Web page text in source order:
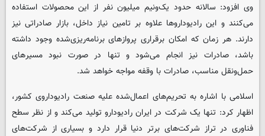
وی افزود: سالانه حدود یک‌ونیم میلیون نفر از این محصولات استفاده
می‌کنند و این رادیوداروها علاوه بر تامین نیاز داخل، بازار صادراتی نیز
دارند. هر زمان که امکان برقراری پروازهای برنامه‌ریزی‌شده وجود داشته
باشد، صادرات نیز انجام می‌شود و تنها در صورت نبود مسیرهای
حمل‌ونقل مناسب، صادرات با وقفه مواجه خواهد شد.
اسلامی با اشاره به تحریم‌های اعمال‌شده علیه صنعت رادیوداروی کشور،
اظهار کرد: تنها یک شرکت در ایران رادیودارو تولید می‌کند و از نظر سطح
فناوری در تراز شرکت‌های برتر دنیا قرار دارد و بسیاری از شرکت‌های